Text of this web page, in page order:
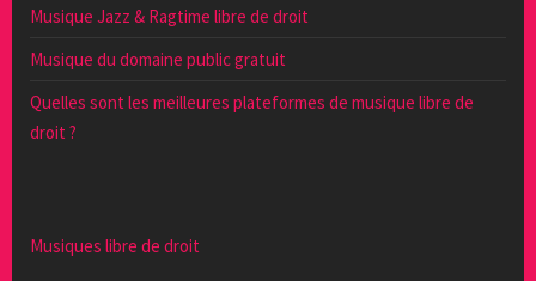
Musique Jazz & Ragtime libre de droit
Musique du domaine public gratuit
Quelles sont les meilleures plateformes de musique libre de
droit ?
Musiques libre de droit